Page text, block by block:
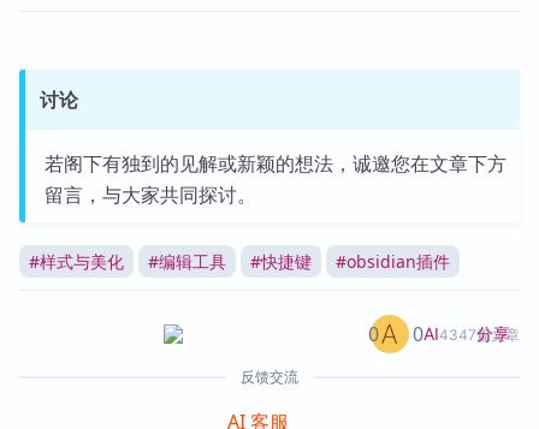
讨论
若阁下有独到的见解或新颖的想法，诚邀您在文章下方
留言，与大家共同探讨。
#样式与美化 #编辑工具 #快捷键 #obsidian插件
AI4347篇文章
0 0 分享
反馈交流
AI 客服